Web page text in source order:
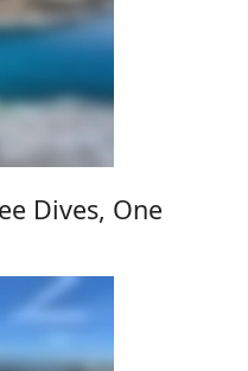
Dives, One